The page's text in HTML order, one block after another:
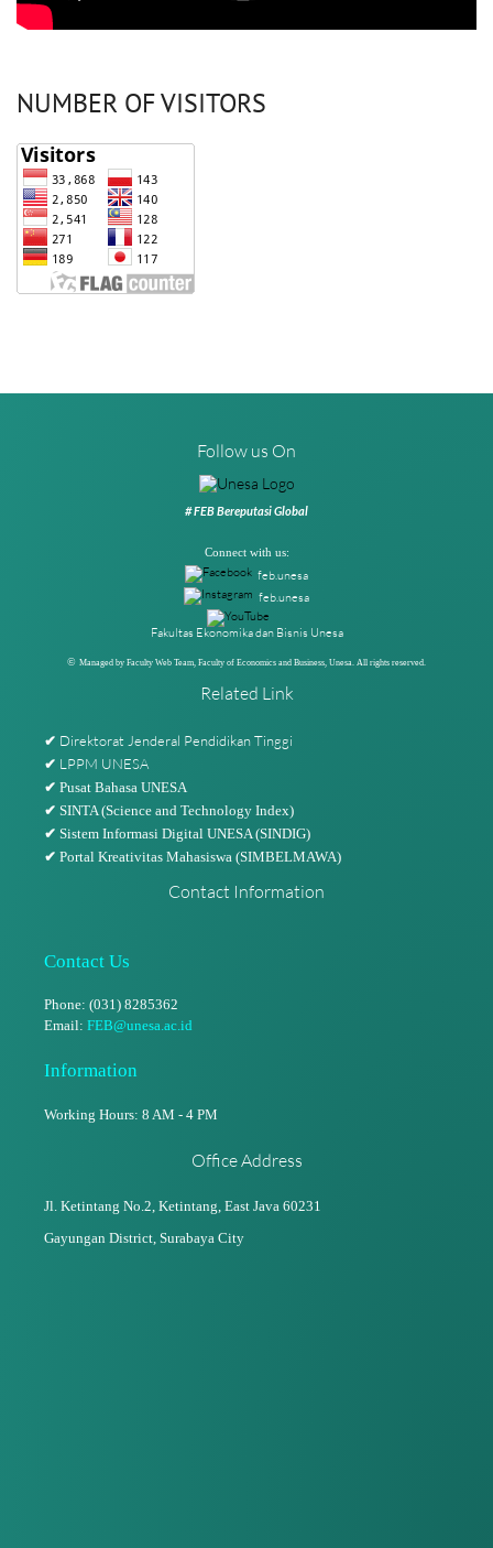
NUMBER OF VISITORS
Follow us On
# FEB Bereputasi Global
Connect with us:
feb.unesa
feb.unesa
Fakultas Ekonomika dan Bisnis Unesa
© Managed by Faculty Web Team, Faculty of Economics and Business, Unesa. All rights reserved.
Related Link
✔ Direktorat Jenderal Pendidikan Tinggi
✔ LPPM UNESA
✔ Pusat Bahasa UNESA
✔ SINTA (Science and Technology Index)
✔ Sistem Informasi Digital UNESA (SINDIG)
✔ Portal Kreativitas Mahasiswa (SIMBELMAWA)
Contact Information
Contact Us
Phone: (031) 8285362
Email: FEB@unesa.ac.id
Information
Working Hours: 8 AM - 4 PM
Office Address
Jl. Ketintang No.2, Ketintang, East Java 60231
Gayungan District, Surabaya City